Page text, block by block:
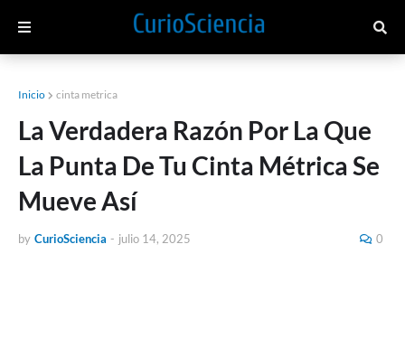
Inicio cinta metrica
La Verdadera Razón Por La Que
La Punta De Tu Cinta Métrica Se
Mueve Así
by CurioSciencia - julio 14, 2025 0